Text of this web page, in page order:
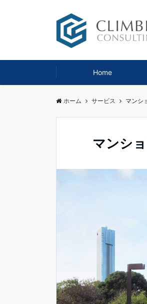
Home
ホーム サービス マンシ
マンシ